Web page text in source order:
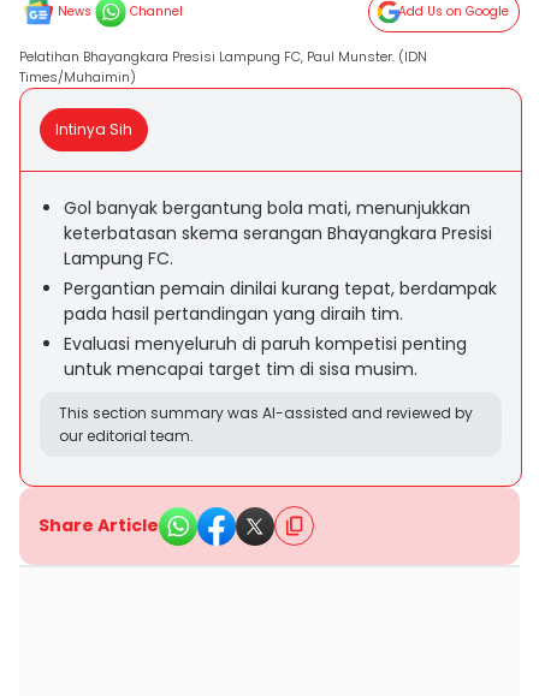
News Channel Add Us on Google
Pelatihan Bhayangkara Presisi Lampung FC, Paul Munster. (IDN
Times/Muhaimin)
Intinya Sih
Gol banyak bergantung bola mati, menunjukkan
keterbatasan skema serangan Bhayangkara Presisi
Lampung FC.
Pergantian pemain dinilai kurang tepat, berdampak
pada hasil pertandingan yang diraih tim.
Evaluasi menyeluruh di paruh kompetisi penting
untuk mencapai target tim di sisa musim.
This section summary was AI-assisted and reviewed by
our editorial team.
Share Article